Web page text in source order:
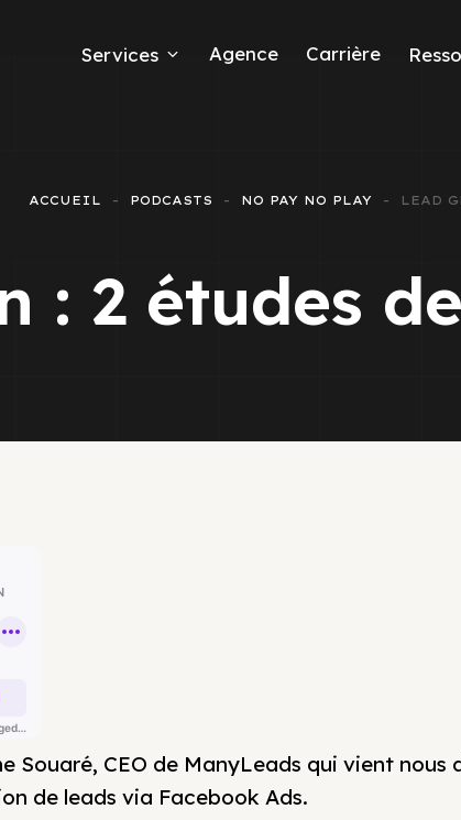
Services
E-commerce
Ads
Agence Carrière
ACCUEIL PODCASTS NO PAY NO PLAY LEAD
: 2 études
Souaré, CEO de ManyLeads qui vient nous
de leads via Facebook Ads.